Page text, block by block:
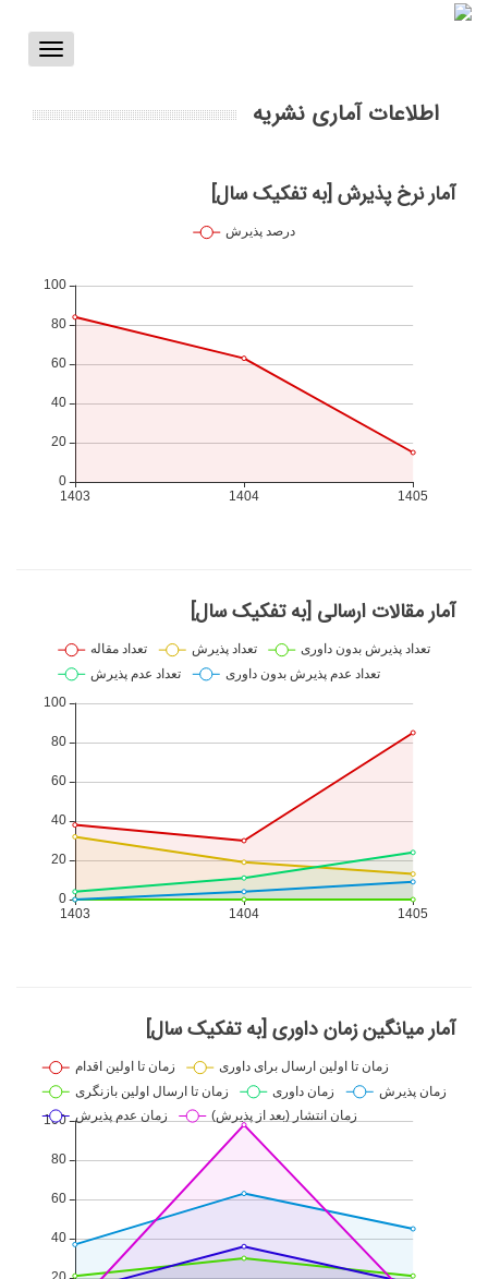
Toggle
اطلاعات آماری نشریه
آمار نرخ پذیرش [به تفکیک سال]
آمار مقالات ارسالی [به تفکیک سال]
آمار میانگین زمان داوری [به تفکیک سال]